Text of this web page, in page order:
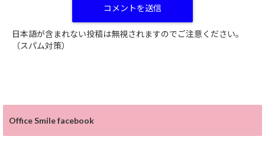
日本語が含まれない投稿は無視されますのでご注意ください。
（スパム対策）
Office Smile facebook